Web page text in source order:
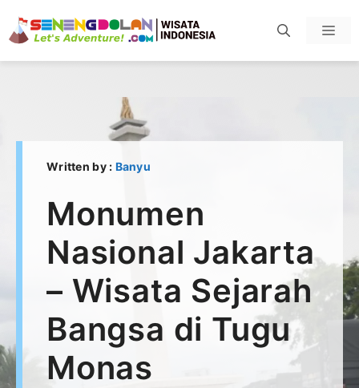
to
content
Written by : Banyu
Monumen
Nasional Jakarta
– Wisata Sejarah
Bangsa di Tugu
Monas